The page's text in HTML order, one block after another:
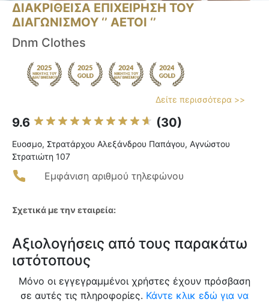
ΔΙΑΚΡΙΘΕΙΣΑ ΕΠΙΧΕΙΡΗΣΗ ΤΟΥ
ΔΙΑΓΩΝΙΣΜΟΥ ‘’ ΑΕΤΟΙ ‘’
Dnm Clothes
Δείτε περισσότερα >>
9.6 (30)
Ευοσμο, Στρατάρχου Αλεξάνδρου Παπάγου, Αγνώστου
Στρατιώτη 107
Εμφάνιση αριθμού τηλεφώνου
Σχετικά με την εταιρεία:
Αξιολογήσεις από τους παρακάτω
ιστότοπους
Μόνο οι εγγεγραμμένοι χρήστες έχουν πρόσβαση
σε αυτές τις πληροφορίες. Κάντε κλικ εδώ για να